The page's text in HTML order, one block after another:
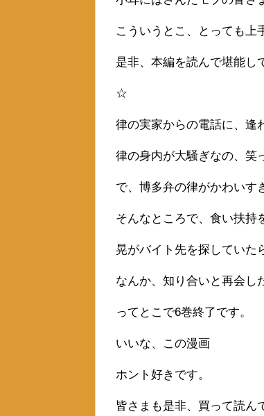
こういうとこ、とっても上
是非、本編を読んで堪能し
☆
律の実家からの電話に、逢
律の身内が大騒ぎなの、笑
で、博多弁の律がかわいす
そんなところで、食い扶持
晃がバイト先を探していた
なんか、知り合いと再会し
ってとこで6巻終了です。
いいな、この漫画
ホント好きです。
皆さまも是非、買って読ん